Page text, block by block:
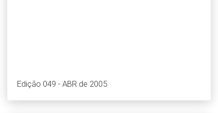
Edição 049 - ABR de 2005